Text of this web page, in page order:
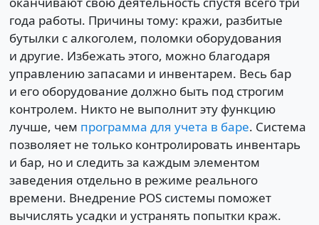
года работы. Причины тому: кражи, разбитые
бутылки с алкоголем, поломки оборудования
и другие. Избежать этого, можно благодаря
управлению запасами и инвентарем. Весь бар
и его оборудование должно быть под строгим
контролем. Никто не выполнит эту функцию
лучше, чем программа для учета в баре. Система
позволяет не только контролировать инвентарь
и бар, но и следить за каждым элементом
заведения отдельно в режиме реального
времени. Внедрение POS системы поможет
вычислять усадки и устранять попытки краж.